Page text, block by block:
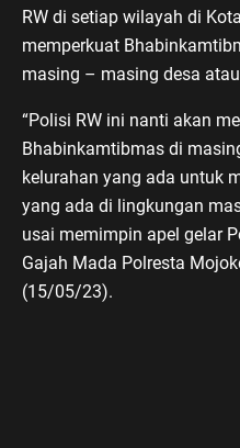
RW di setiap wilayah di
memperkuat
masing – masing desa
“Polisi RW ini nanti akan
Bhabinkamtibmas di
kelurahan yang ada untuk
yang ada di lingkungan
usai memimpin apel gelar
Gajah Mada Polresta
(15/05/23).